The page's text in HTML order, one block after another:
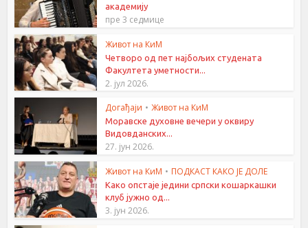
академију
пре 3 седмице
Живот на КиМ
Четворо од пет најбољих студената
Факултета уметности...
2. јул 2026.
Догађаји • Живот на КиМ
Моравске духовне вечери у оквиру
Видовданских...
27. јун 2026.
Живот на КиМ • ПОДКАСТ КАКО ЈЕ ДОЛЕ
Како опстаје једини српски кошаркашки
клуб јужно од...
3. јун 2026.